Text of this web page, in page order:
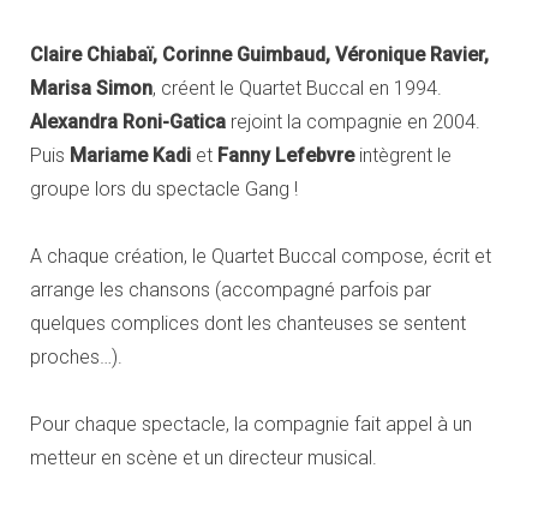
Claire Chiabaï, Corinne Guimbaud, Véronique Ravier,
Marisa Simon, créent le Quartet Buccal en 1994.
Alexandra Roni-Gatica rejoint la compagnie en 2004.
Puis Mariame Kadi et Fanny Lefebvreintègrent le
groupe lors du spectacle Gang !
A chaque création, le Quartet Buccal compose, écrit et
arrange les chansons (accompagné parfois par
quelques complices dont les chanteuses se sentent
proches…).
Pour chaque spectacle, la compagnie fait appel à un
metteur en scène et un directeur musical.